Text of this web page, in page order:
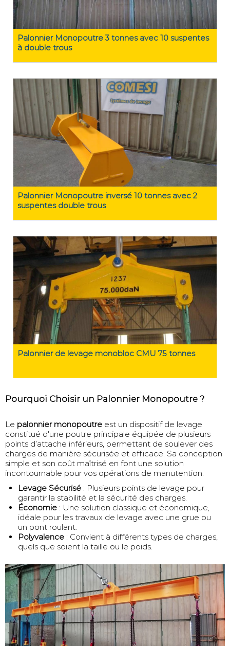
Palonnier Monopoutre 3 tonnes avec 10 suspentes
à double trous
Palonnier Monopoutre inversé 10 tonnes avec 2
suspentes double trous
Palonnier de levage monobloc CMU 75 tonnes
Pourquoi Choisir un Palonnier Monopoutre ?
Le palonnier monopoutre est un dispositif de levage
constitué d'une poutre principale équipée de plusieurs
points d’attache inférieurs, permettant de soulever des
charges de manière sécurisée et efficace. Sa conception
simple et son coût maîtrisé en font une solution
incontournable pour vos opérations de manutention.
Levage Sécurisé : Plusieurs points de levage pour
garantir la stabilité et la sécurité des charges.
Économie : Une solution classique et économique,
idéale pour les travaux de levage avec une grue ou
un pont roulant.
Polyvalence : Convient à différents types de charges,
quels que soient la taille ou le poids.